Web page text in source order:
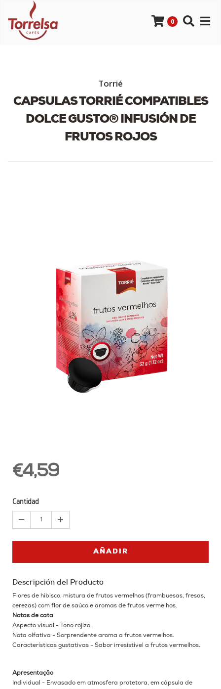
0
Torrié
CAPSULAS TORRIÉ COMPATIBLES
DOLCE GUSTO® INFUSIÓN DE
FRUTOS ROJOS
€4,59
Cantidad
1
AÑADIR
Descripción del Producto
Flores de hibisco, mistura de frutos vermelhos (frambuesas, fresas,
cerezas) com flor de saúco e aromas de frutos vermelhos.
Notas de cata
Aspecto visual - Tono rojizo.
Nota olfativa - Sorprendente aroma a frutos vermelhos.
Características gustativas - Sabor irresistível a frutos vermelhos.
Apresentação
Individual - Envasado em atmosfera protetora, em cápsula de